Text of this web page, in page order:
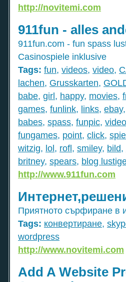
http://novitemi.com
911fun - alles
911fun.com - fun spass
Casinospiele inklusive
Tags: fun, videos, video,
lachen, Grusskarten,
babe, girl, happy, movies,
games, funlink, links, ebay,
babes, spass, funpic,
fungames, point, click,
witzig, lol, rofl, smiley, bild,
britney, spears, blog
http://www.911fun.com
Приятното сърфиране в
Tags: конвертиране,
wordpress
http://www.novitemi.com
Add A Website